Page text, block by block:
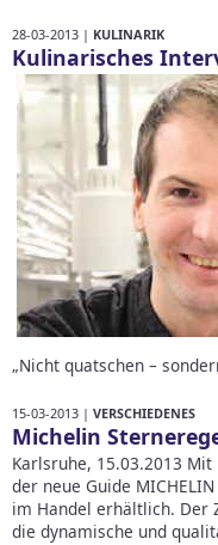
28-03-2013 | KULINARIK
Kulinarisches
„Nicht quatschen –
15-03-2013 | VERSCHIEDENES
Michelin
Karlsruhe, 15.03.2013
der neue Guide
im Handel erhältlich. Der
die dynamische und